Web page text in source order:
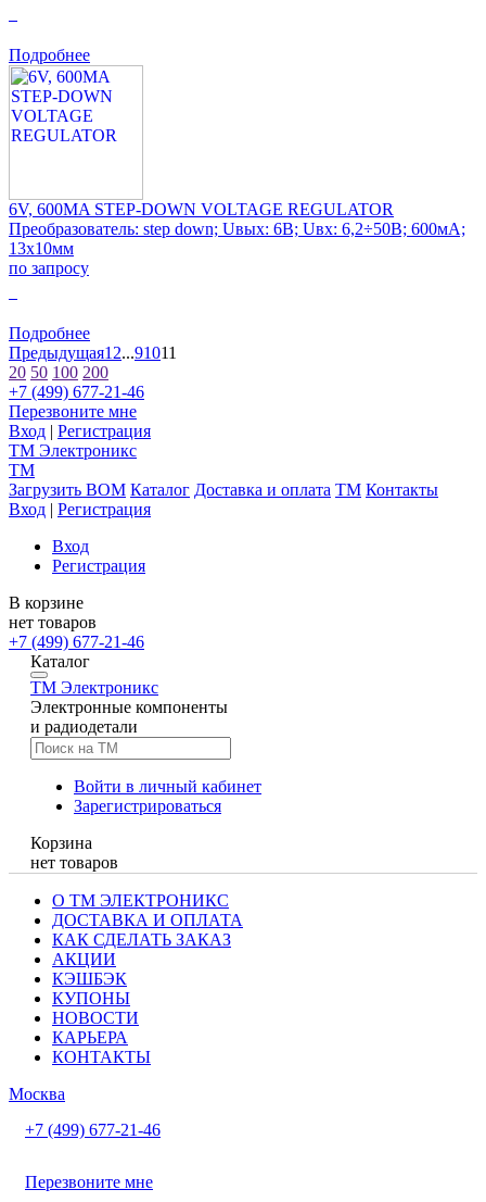
Подробнее
6V, 600MA STEP-DOWN VOLTAGE REGULATOR
Преобразователь: step down; Uвых: 6В; Uвх: 6,2÷50В; 600мА;
13x10мм
по запросу
Подробнее
Предыдущая1 2...91011
20 50 100 200
+7 (499) 677-21-46
Перезвоните мне
Вход | Регистрация
TM Электроникс
TM
Загрузить BOM Каталог Доставка и оплата TM Контакты
Вход | Регистрация
Вход
Регистрация
В корзине
нет товаров
+7 (499) 677-21-46
Каталог
TM Электроникс
Электронные компоненты
и радиодетали
Войти в личный кабинет
Зарегистрироваться
Корзина
нет товаров
О ТМ ЭЛЕКТРОНИКС
ДОСТАВКА И ОПЛАТА
КАК СДЕЛАТЬ ЗАКАЗ
АКЦИИ
КЭШБЭК
КУПОНЫ
НОВОСТИ
КАРЬЕРА
КОНТАКТЫ
Москва
+7 (499) 677-21-46
Перезвоните мне